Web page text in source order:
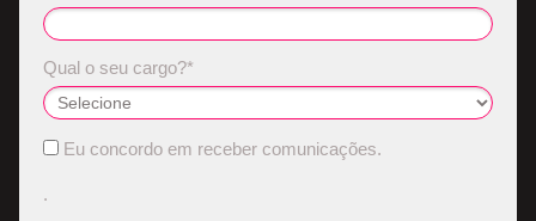
Qual o seu cargo?*
Eu concordo em receber comunicações.
.